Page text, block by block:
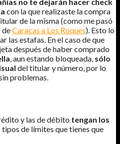
con la que realizaste la compra
de la misma (como me pasó
deCaracas a Los Roques). Esto lo
las estafas. En el caso de que
después de haber comprado
, aun estando bloqueada, sólo
del titular y número, por lo
problemas.
y las de débito tengan los
tipos de límites que tienes que